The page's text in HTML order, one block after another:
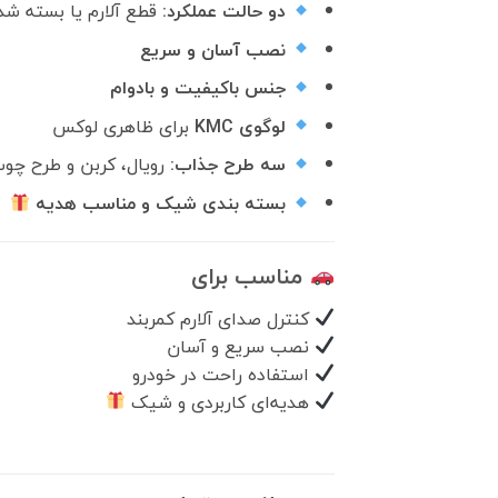
دو حالت عملکرد: قطع آلارم یا بسته
نصب آسان و سریع
جنس باکیفیت و بادوام
لوگوی KMC
برای ظاهری لوکس
سه طرح جذاب: رویال، کربن و طرح
بسته بندی شیک و مناسب هدیه
مناسب برای
کنترل صدای آلارم کمربند
نصب سریع و آسان
استفاده راحت در خودرو
هدیه‌ای کاربردی و شیک